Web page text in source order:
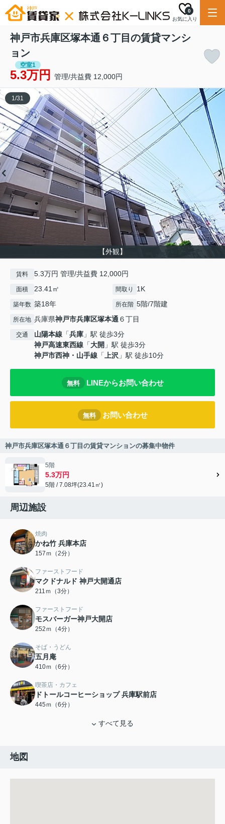
お気に入り
0
神戸市兵庫区塚本通６丁目の賃貸マンシ
ョン
空室1
5.3万円 管理/共益費 12,000円
【外観】
1/31
賃料 5.3万円 管理/共益費 12,000円
面積 23.41㎡ 間取り 1K
築年数 築18年 所在階 5階/7階建
所在地 兵庫県神戸市兵庫区塚本通６丁目
交通 山陽本線 「兵庫 」駅 徒歩3分
神戸高速東西線 「大開 」駅 徒歩3分
神戸市西神・山手線 「上沢 」駅 徒歩10分
無料 LINEからお問い合わせ
無料 お問い合わせ
神戸市兵庫区塚本通６丁目の賃貸マンションの募集中物件
5階
5.3万円
5階 / 7.08坪(23.41㎡)
周辺施設
焼肉
かね竹 兵庫本店
157ｍ（2分）
ファーストフード
マクドナルド 神戸大開通店
211ｍ（3分）
ファーストフード
モスバーガー神戸大開店
252ｍ（4分）
そば・うどん
五月庵
410ｍ（6分）
喫茶店・カフェ
ドトールコーヒーショップ 兵庫駅前店
445ｍ（6分）
すべて見る
地図